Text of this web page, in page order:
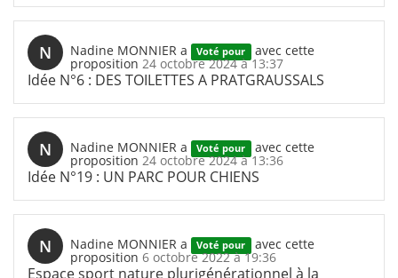
N Nadine MONNIER a Voté pour avec cette
proposition 24 octobre 2024 à 13:37
Idée N°6 : DES TOILETTES A PRATGRAUSSALS
N Nadine MONNIER a Voté pour avec cette
proposition 24 octobre 2024 à 13:36
Idée N°19 : UN PARC POUR CHIENS
N Nadine MONNIER a Voté pour avec cette
proposition 6 octobre 2022 à 19:36
Espace sport nature plurigénérationnel à la